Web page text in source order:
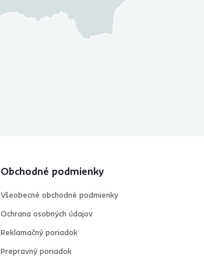
Obchodné podmienky
Všeobecné obchodné podmienky
Ochrana osobných údajov
Reklamačný poriadok
Prepravný poriadok